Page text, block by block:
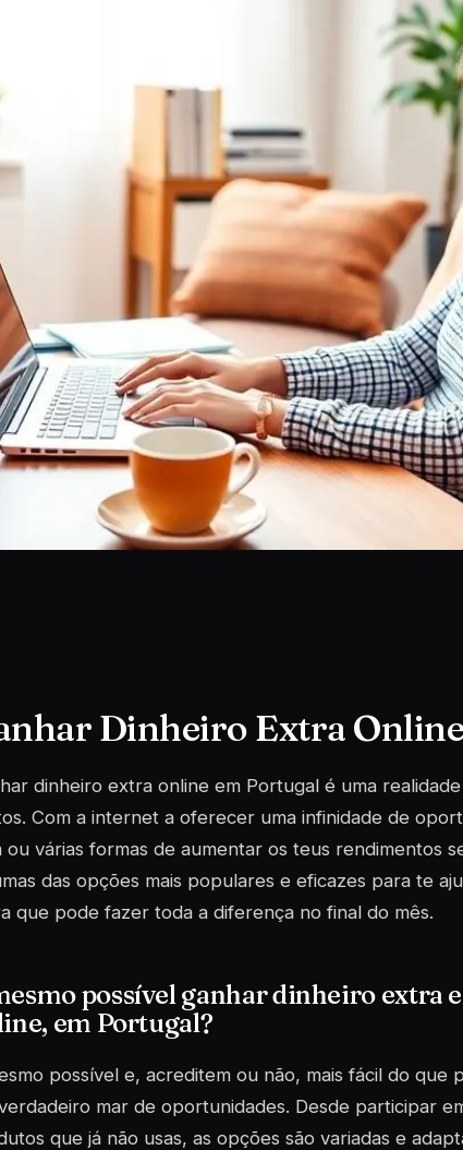
Dinheiro Extra
dinheiro extra online em Portugal é uma
Com a internet a oferecer uma infinidade de
ou várias formas de aumentar os teus rendimentos
das opções mais populares e eficazes para te
que pode fazer toda a diferença no final do mês.
possível ganhar dinheiro extra
em Portugal?
possível e, acreditem ou não, mais fácil do que
mar de oportunidades. Desde participar
que já não usas, as opções são variadas e